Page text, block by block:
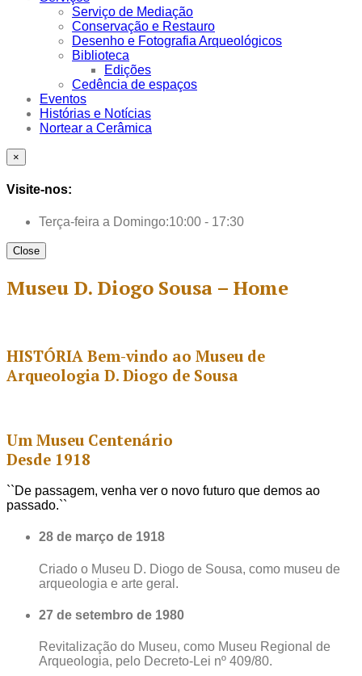
Serviço de Mediação
Conservação e Restauro
Desenho e Fotografia Arqueológicos
Biblioteca
Edições
Cedência de espaços
Eventos
Histórias e Notícias
Nortear a Cerâmica
×
Visite-nos:
Terça-feira a Domingo:10:00 - 17:30
Close
Museu D. Diogo Sousa – Home
HISTÓRIA Bem-vindo ao Museu de
Arqueologia D. Diogo de Sousa
Um Museu Centenário
Desde 1918
``De passagem, venha ver o novo futuro que demos ao
passado.``
28 de março de 1918
Criado o Museu D. Diogo de Sousa, como museu de
arqueologia e arte geral.
27 de setembro de 1980
Revitalização do Museu, como Museu Regional de
Arqueologia, pelo Decreto-Lei nº 409/80.